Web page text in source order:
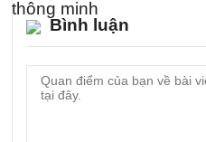
Bình luận